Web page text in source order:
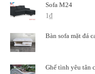
Sofa M24
1₫
Bàn sofa mặt đá
Ghế tình yêu tân